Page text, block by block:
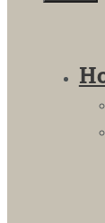
Close